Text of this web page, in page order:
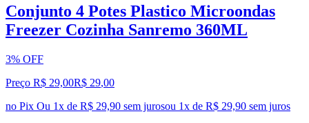
Conjunto 4 Potes Plastico Microondas
Freezer Cozinha Sanremo 360ML
3% OFF
Preço R$ 29,00R$ 29,00
no Pix Ou 1x de R$ 29,90 sem jurosou 1x de R$ 29,90 sem juros